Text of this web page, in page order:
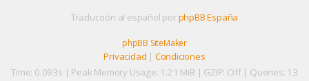
Traducción al español porphpBB España
phpBB SiteMaker
Privacidad | Condiciones
Time: 0.093s | Peak Memory Usage: 1.21 MiB | GZIP: Off | Queries: 13